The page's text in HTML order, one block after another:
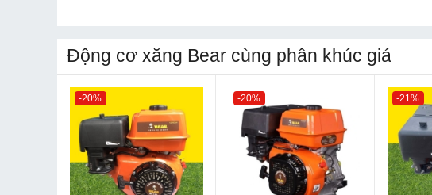
Động cơ xăng Bear cùng phân khúc giá
-20% -20% -21%